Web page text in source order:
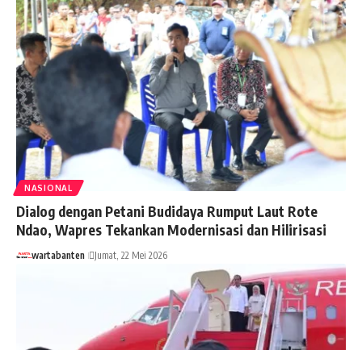
NASIONAL
Dialog dengan Petani Budidaya Rumput Laut Rote
Ndao, Wapres Tekankan Modernisasi dan Hilirisasi
wartabanten Jumat, 22 Mei 2026